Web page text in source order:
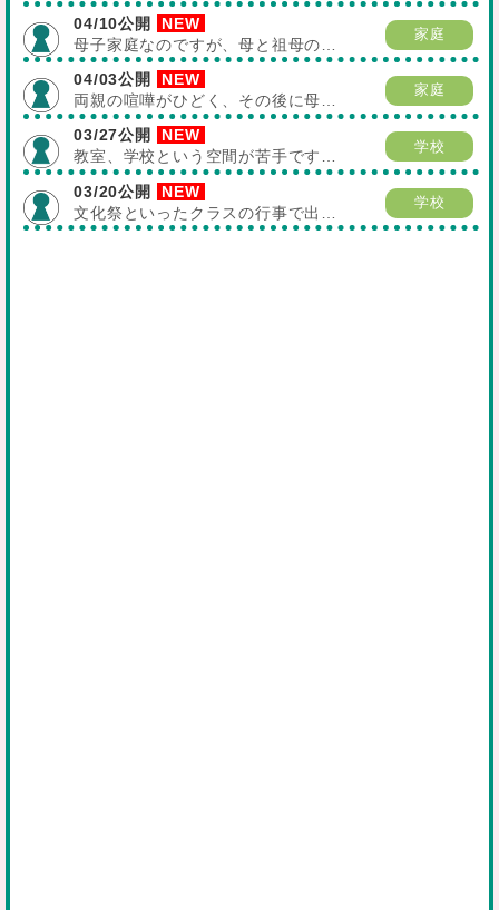
04/10公開
母子家庭なのですが、母と祖母の…
家庭
04/03公開
両親の喧嘩がひどく、その後に母…
家庭
03/27公開
教室、学校という空間が苦手です…
学校
03/20公開
文化祭といったクラスの行事で出…
学校